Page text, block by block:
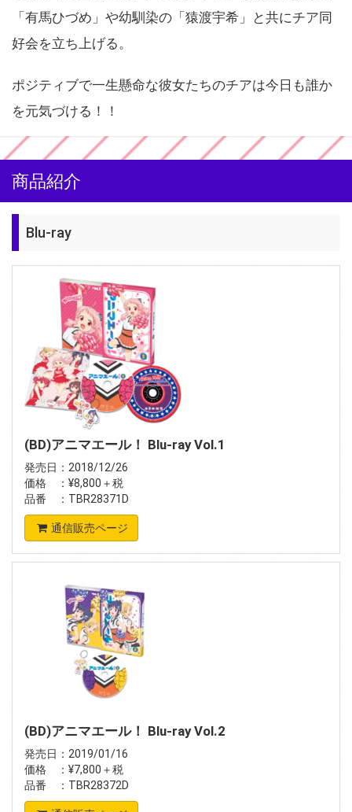
「有馬ひづめ」や幼馴染の「猿渡宇希」と共にチア同
好会を立ち上げる。
ポジティブで一生懸命な彼女たちのチアは今日も誰か
を元気づける！！
商品紹介
Blu-ray
(BD)アニマエール！ Blu-ray Vol.1
発売日：2018/12/26
価格 ：¥8,800＋税
品番 ：TBR28371D
通信販売ページ
(BD)アニマエール！ Blu-ray Vol.2
発売日：2019/01/16
価格 ：¥7,800＋税
品番 ：TBR28372D